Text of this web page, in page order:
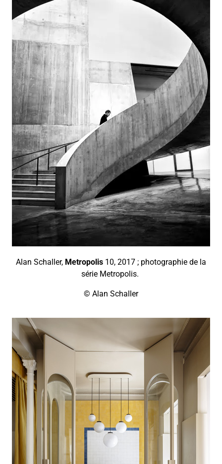
Alan Schaller, Metropolis 10, 2017 ; photographie de la
série Metropolis.
© Alan Schaller